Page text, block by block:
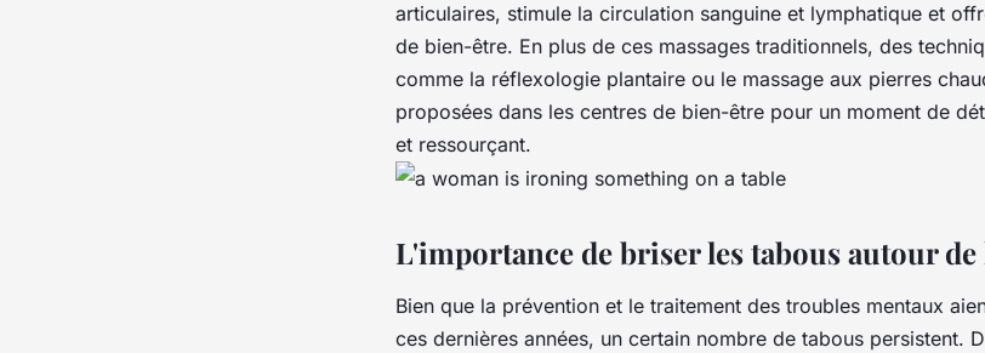
articulaires, stimule la circulation sanguine et lymphatique et
de bien-être. En plus de ces massages traditionnels, des
comme la réflexologie plantaire ou le massage aux pierres
proposées dans les centres de bien-être pour un moment de
et ressourçant.
L'importance de briser les tabous autour de
Bien que la prévention et le traitement des troubles mentaux
ces dernières années, un certain nombre de tabous persistent.